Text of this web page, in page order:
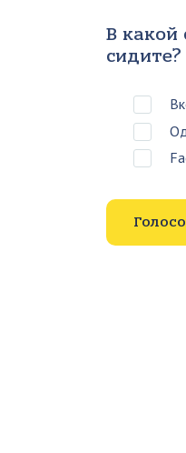
В какой
сидите?